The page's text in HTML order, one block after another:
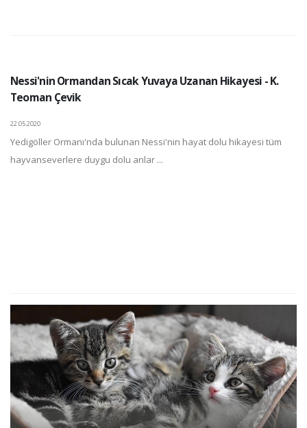
Nessi'nin Ormandan Sıcak Yuvaya Uzanan Hikayesi - K.
Teoman Çevik
22.05.2020
Yedigöller Ormanı'nda bulunan Nessi'nin hayat dolu hikayesi tüm
hayvanseverlere duygu dolu anlar ...